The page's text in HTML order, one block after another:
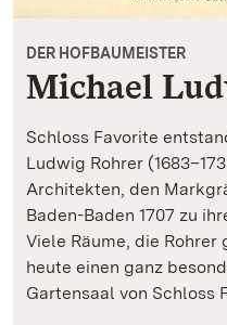
DER HOFBAUMEISTER
Michael
Schloss Favorite
Ludwig Rohrer
Architekten, den
Baden-Baden 1707 zu
Viele Räume, die
heute einen ganz
Gartensaal von Schloss